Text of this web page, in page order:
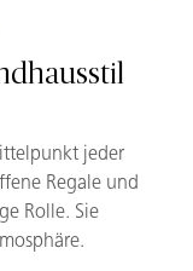
jeder
Regale und
Rolle. Sie